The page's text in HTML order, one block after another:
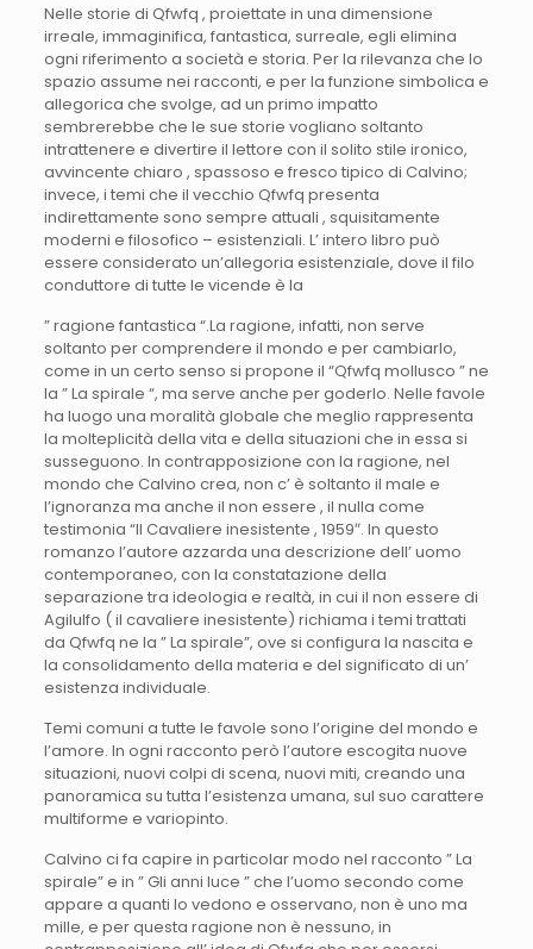
Nelle storie di Qfwfq , proiettate in una dimensione
irreale, immaginifica, fantastica, surreale, egli elimina
ogni riferimento a società e storia. Per la rilevanza che lo
spazio assume nei racconti, e per la funzione simbolica e
allegorica che svolge, ad un primo impatto
sembrerebbe che le sue storie vogliano soltanto
intrattenere e divertire il lettore con il solito stile ironico,
avvincente chiaro , spassoso e fresco tipico di Calvino;
invece, i temi che il vecchio Qfwfq presenta
indirettamente sono sempre attuali , squisitamente
moderni e filosofico – esistenziali. L’ intero libro può
essere considerato un’allegoria esistenziale, dove il filo
conduttore di tutte le vicende è la
” ragione fantastica “.La ragione, infatti, non serve
soltanto per comprendere il mondo e per cambiarlo,
come in un certo senso si propone il “Qfwfq mollusco ” ne
la ” La spirale “, ma serve anche per goderlo. Nelle favole
ha luogo una moralità globale che meglio rappresenta
la molteplicità della vita e della situazioni che in essa si
susseguono. In contrapposizione con la ragione, nel
mondo che Calvino crea, non c’ è soltanto il male e
l’ignoranza ma anche il non essere , il nulla come
testimonia “Il Cavaliere inesistente , 1959″. In questo
romanzo l’autore azzarda una descrizione dell’ uomo
contemporaneo, con la constatazione della
separazione tra ideologia e realtà, in cui il non essere di
Agilulfo ( il cavaliere inesistente) richiama i temi trattati
da Qfwfq ne la ” La spirale”, ove si configura la nascita e
la consolidamento della materia e del significato di un’
esistenza individuale.
Temi comuni a tutte le favole sono l’origine del mondo e
l’amore. In ogni racconto però l’autore escogita nuove
situazioni, nuovi colpi di scena, nuovi miti, creando una
panoramica su tutta l’esistenza umana, sul suo carattere
multiforme e variopinto.
Calvino ci fa capire in particolar modo nel racconto ” La
spirale” e in ” Gli anni luce ” che l’uomo secondo come
appare a quanti lo vedono e osservano, non è uno ma
mille, e per questa ragione non è nessuno, in